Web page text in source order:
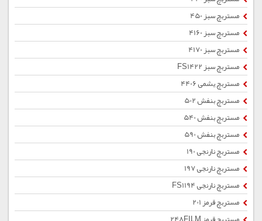
مستربچ سبز 450
مستربچ سبز 4160
مستربچ سبز 4170
مستربچ سبز FS1422
مستربچ یشمی 4406
مستربچ بنفش 502
مستربچ بنفش 540
مستربچ بنفش 590
مستربچ نارنجی 190
مستربچ نارنجی 197
مستربچ نارنجی FS1194
مستربچ قرمز 201